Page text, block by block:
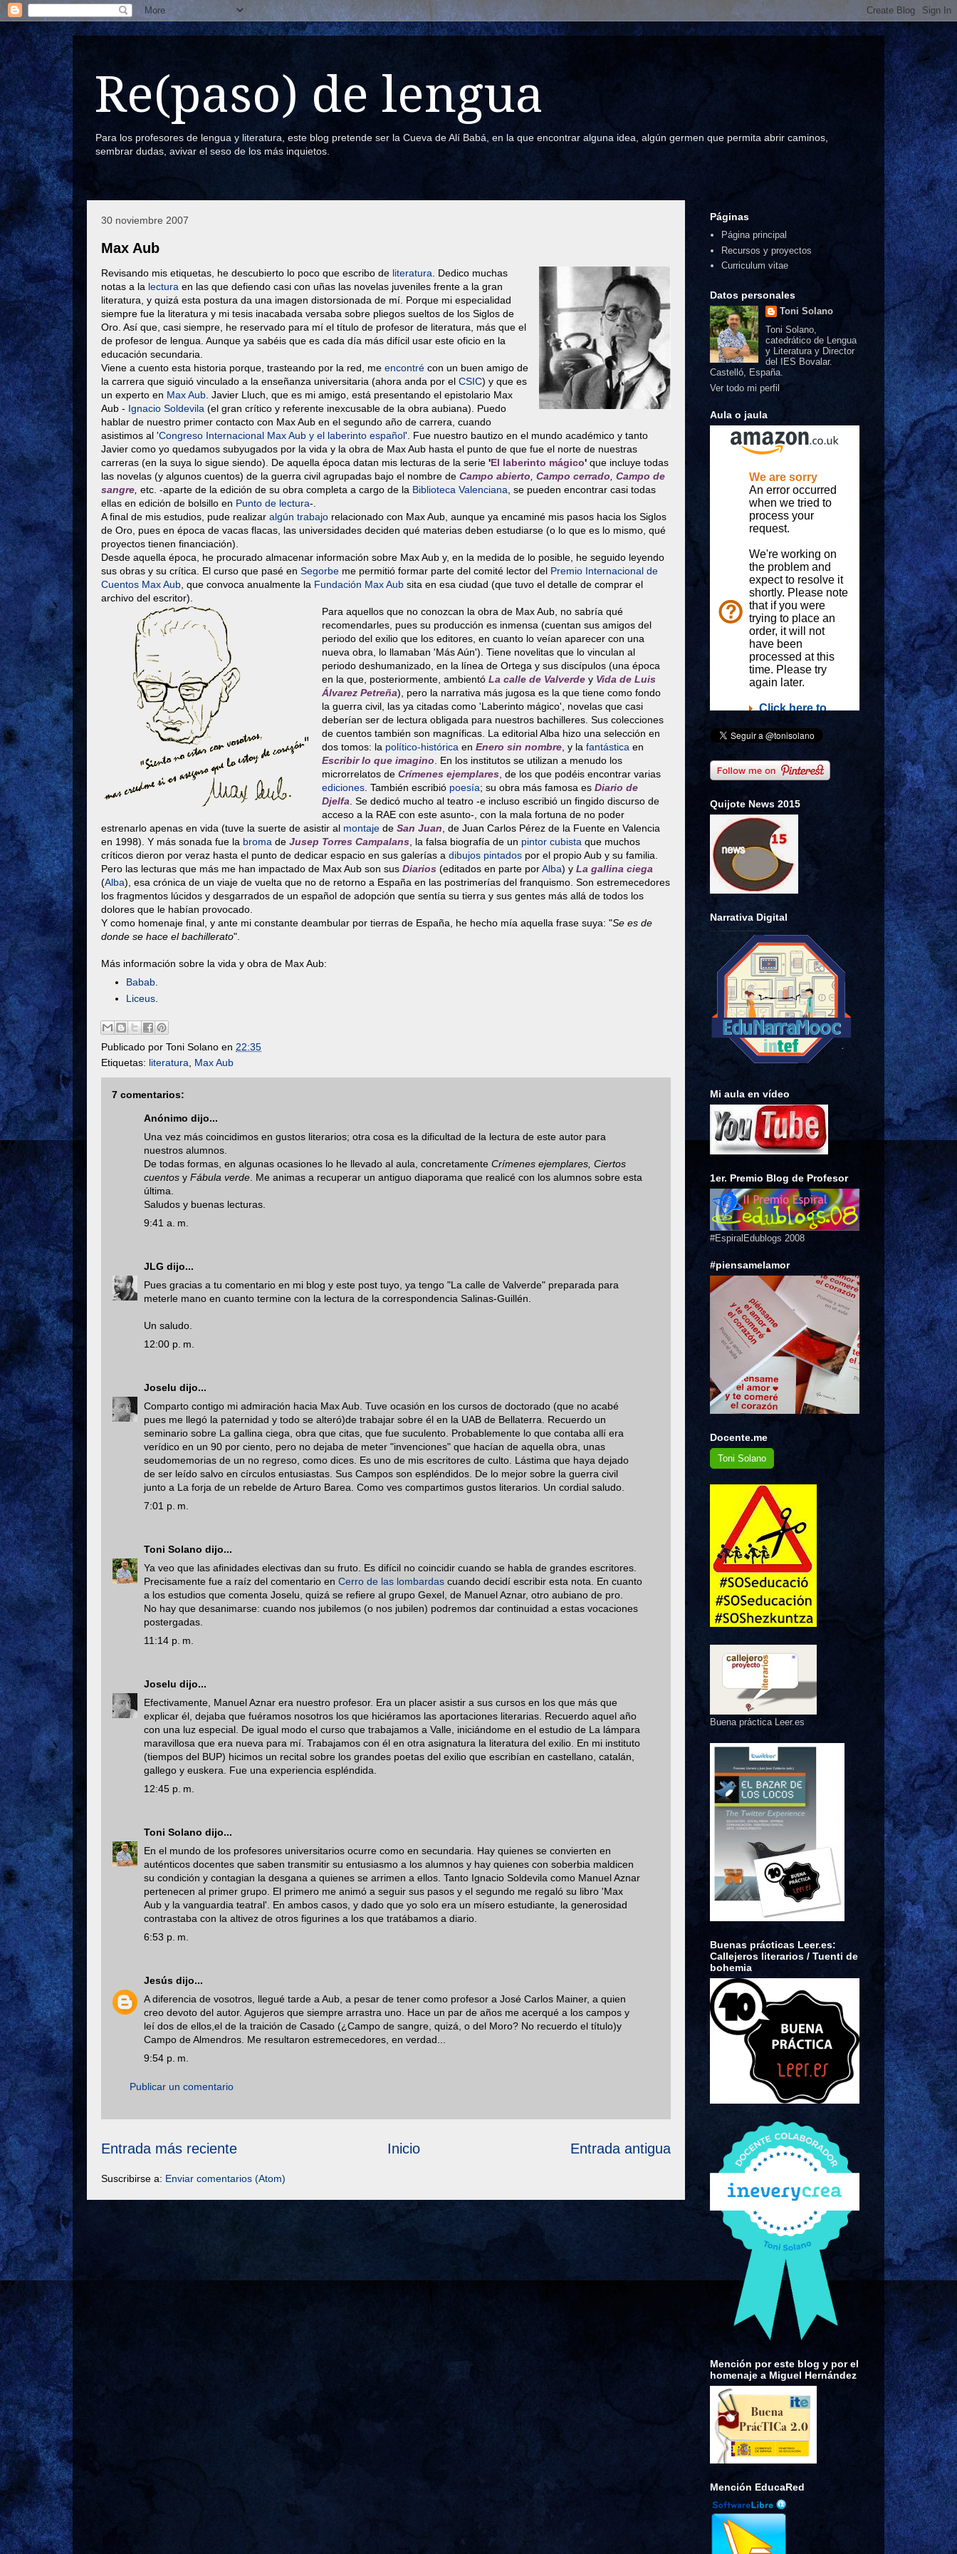
Re(paso) de lengua
Para los profesores de lengua y literatura, este blog pretende ser la Cueva de Alí Babá, en la que encontrar alguna idea, algún germen que permita abrir caminos,
sembrar dudas, avivar el seso de los más inquietos.
30 noviembre 2007
Max Aub
Revisando mis etiquetas, he descubierto lo poco que escribo de literatura . Dedico muchas
notas a la lectura en las que defiendo casi con uñas las novelas juveniles frente a la gran
literatura, y quizá esta postura da una imagen distorsionada de mí. Porque mi especialidad
siempre fue la literatura y mi tesis inacabada versaba sobre pliegos sueltos de los Siglos de
Oro. Así que, casi siempre, he reservado para mí el título de profesor de literatura, más que el
de profesor de lengua. Aunque ya sabéis que es cada día más difícil usar este oficio en la
educación secundaria.
Viene a cuento esta historia porque, trasteando por la red, me encontré con un buen amigo de
la carrera que siguió vinculado a la enseñanza universitaria (ahora anda por el CSIC) y que es
un experto en Max Aub . Javier Lluch, que es mi amigo, está presentando el epistolario Max
Aub - Ignacio Soldevila (el gran crítico y referente inexcusable de la obra aubiana). Puedo
hablar de nuestro primer contacto con Max Aub en el segundo año de carrera, cuando
asistimos al 'Congreso Internacional Max Aub y el laberinto español'. Fue nuestro bautizo en el mundo académico y tanto
Javier como yo quedamos subyugados por la vida y la obra de Max Aub hasta el punto de que fue el norte de nuestras
carreras (en la suya lo sigue siendo). De aquella época datan mis lecturas de la serie 'El laberinto mágico' que incluye todas
las novelas (y algunos cuentos) de la guerra civil agrupadas bajo el nombre de Campo abierto Campo cerrado Campo de
sangre etc. -aparte de la edición de su obra completa a cargo de la Biblioteca Valenciana , se pueden encontrar casi todas
ellas en edición de bolsillo en Punto de lectura-.
A final de mis estudios, pude realizar algún trabajo relacionado con Max Aub, aunque ya encaminé mis pasos hacia los Siglos
de Oro, pues en época de vacas flacas, las universidades deciden qué materias deben estudiarse (o lo que es lo mismo, qué
proyectos tienen financiación).
Desde aquella época, he procurado almacenar información sobre Max Aub y, en la medida de lo posible, he seguido leyendo
sus obras y su crítica. El curso que pasé en Segorbe me permitió formar parte del comité lector del Premio Internacional de
Cuentos Max Aub , que convoca anualmente la Fundación Max Aub sita en esa ciudad (que tuvo el detalle de comprar el
archivo del escritor).
Para aquellos que no conozcan la obra de Max Aub, no sabría qué
recomendarles, pues su producción es inmensa (cuentan sus amigos del
periodo del exilio que los editores, en cuanto lo veían aparecer con una
nueva obra, lo llamaban 'Más Aún'). Tiene novelitas que lo vinculan al
periodo deshumanizado, en la línea de Ortega y sus discípulos (una época
en la que, posteriormente, ambientó La calle de Valverde y Vida de Luis
Álvarez Petreña), pero la narrativa más jugosa es la que tiene como fondo
la guerra civil, las ya citadas como 'Laberinto mágico', novelas que casi
deberían ser de lectura obligada para nuestros bachilleres. Sus colecciones
de cuentos también son magníficas. La editorial Alba hizo una selección en
dos tomos: la político-histórica en Enero sin nombre , y la fantástica en
Escribir lo que imagino . En los institutos se utilizan a menudo los
microrrelatos de Crímenes ejemplares , de los que podéis encontrar varias
ediciones . También escribió poesía; su obra más famosa es Diario de
Djelfa . Se dedicó mucho al teatro -e incluso escribió un fingido discurso de
acceso a la RAE con este asunto-, con la mala fortuna de no poder
estrenarlo apenas en vida (tuve la suerte de asistir al montaje de San Juan , de Juan Carlos Pérez de la Fuente en Valencia
en 1998). Y más sonada fue la broma de Jusep Torres Campalans , la falsa biografía de un pintor cubista que muchos
críticos dieron por veraz hasta el punto de dedicar espacio en sus galerías a dibujos pintados por el propio Aub y su familia.
Pero las lecturas que más me han impactado de Max Aub son sus Diarios (editados en parte porAlba) y La gallina ciega
(Alba), esa crónica de un viaje de vuelta que no de retorno a España en las postrimerías del franquismo. Son estremecedores
los fragmentos lúcidos y desgarrados de un español de adopción que sentía su tierra y sus gentes más allá de todos los
dolores que le habían provocado.
Y como homenaje final, y ante mi constante deambular por tierras de España, he hecho mía aquella frase suya: "Se es de
donde se hace el bachillerato".
Más información sobre la vida y obra de Max Aub:
Babab
Liceus
Publicado por Toni Solano en 22:35
Etiquetas: literatura Max Aub
7 comentarios:
Anónimo dijo...
Una vez más coincidimos en gustos literarios; otra cosa es la dificultad de la lectura de este autor para
nuestros alumnos.
De todas formas, en algunas ocasiones lo he llevado al aula, concretamente Crímenes ejemplares, Ciertos
cuentos y Fábula verde . Me animas a recuperar un antiguo diaporama que realicé con los alumnos sobre esta
última.
Saludos y buenas lecturas.
9:41 a. m.
JLG dijo...
Pues gracias a tu comentario en mi blog y este post tuyo, ya tengo "La calle de Valverde" preparada para
meterle mano en cuanto termine con la lectura de la correspondencia Salinas-Guillén.
Un saludo.
12:00 p. m.
Joselu dijo...
Comparto contigo mi admiración hacia Max Aub. Tuve ocasión en los cursos de doctorado (que no acabé
pues me llegó la paternidad y todo se alteró)de trabajar sobre él en la UAB de Bellaterra. Recuerdo un
seminario sobre La gallina ciega, obra que citas, que fue suculento. Probablemente lo que contaba allí era
verídico en un 90 por ciento, pero no dejaba de meter "invenciones" que hacían de aquella obra, unas
seudomemorias de un no regreso, como dices. Es uno de mis escritores de culto. Lástima que haya dejado
de ser leído salvo en círculos entusiastas. Sus Campos son espléndidos. De lo mejor sobre la guerra civil
junto a La forja de un rebelde de Arturo Barea. Como ves compartimos gustos literarios. Un cordial saludo.
7:01 p. m.
Toni Solano dijo...
Ya veo que las afinidades electivas dan su fruto. Es difícil no coincidir cuando se habla de grandes escritores.
Precisamente fue a raíz del comentario en Cerro de las lombardas cuando decidí escribir esta nota. En cuanto
a los estudios que comenta Joselu, quizá se refiere al grupo Gexel, de Manuel Aznar, otro aubiano de pro.
No hay que desanimarse: cuando nos jubilemos (o nos jubilen) podremos dar continuidad a estas vocaciones
postergadas.
11:14 p. m.
Joselu dijo...
Efectivamente, Manuel Aznar era nuestro profesor. Era un placer asistir a sus cursos en los que más que
explicar él, dejaba que fuéramos nosotros los que hiciéramos las aportaciones literarias. Recuerdo aquel año
con una luz especial. De igual modo el curso que trabajamos a Valle, iniciándome en el estudio de La lámpara
maravillosa que era nueva para mí. Trabajamos con él en otra asignatura la literatura del exilio. En mi instituto
(tiempos del BUP) hicimos un recital sobre los grandes poetas del exilio que escribían en castellano, catalán,
gallego y euskera. Fue una experiencia espléndida.
12:45 p. m.
Toni Solano dijo...
En el mundo de los profesores universitarios ocurre como en secundaria. Hay quienes se convierten en
auténticos docentes que saben transmitir su entusiasmo a los alumnos y hay quienes con soberbia maldicen
su condición y contagian la desgana a quienes se arrimen a ellos. Tanto Ignacio Soldevila como Manuel Aznar
pertenecen al primer grupo. El primero me animó a seguir sus pasos y el segundo me regaló su libro 'Max
Aub y la vanguardia teatral'. En ambos casos, y dado que yo solo era un mísero estudiante, la generosidad
contrastaba con la altivez de otros figurines a los que tratábamos a diario.
6:53 p. m.
Jesús dijo...
A diferencia de vosotros, llegué tarde a Aub, a pesar de tener como profesor a José Carlos Mainer, a quien
creo devoto del autor. Agujeros que siempre arrastra uno. Hace un par de años me acerqué a los campos y
leí dos de ellos,el de la traición de Casado (¿Campo de sangre, quizá, o del Moro? No recuerdo el título)y
Campo de Almendros. Me resultaron estremecedores, en verdad...
9:54 p. m.
Publicar un comentario
Entrada más reciente Entrada antigua
Inicio
Suscribirse a: Enviar comentarios (Atom)
Páginas
Página principal
Recursos y proyectos
Curriculum vitae
Datos personales
Toni Solano
Toni Solano,
catedrático de Lengua
y Literatura y Director
del IES Bovalar.
Castelló, España.
Ver todo mi perfil
Aula o jaula
Quijote News 2015
Narrativa Digital
Mi aula en vídeo
1er. Premio Blog de Profesor
#EspiralEdublogs 2008
#piensamelamor
Docente.me
Toni Solano
Buena práctica Leer.es
Buenas prácticas Leer.es:
Callejeros literarios / Tuenti de
bohemia
Mención por este blog y por el
homenaje a Miguel Hernández
Mención EducaRed